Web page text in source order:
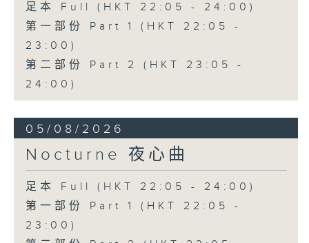
足本 Full (HKT 22:05 - 24:00)
第一部份 Part 1 (HKT 22:05 -
23:00)
第二部份 Part 2 (HKT 23:05 -
24:00)
05/08/2026
Nocturne 夜心曲
足本 Full (HKT 22:05 - 24:00)
第一部份 Part 1 (HKT 22:05 -
23:00)